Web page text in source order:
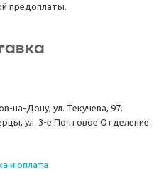
предоплаты.
на-Дону, ул. Текучева, 97.
ул. 3-е Почтовое Отделение
и оплата